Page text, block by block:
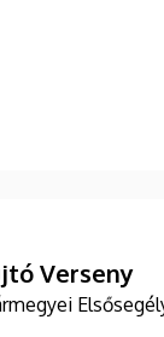
Verseny